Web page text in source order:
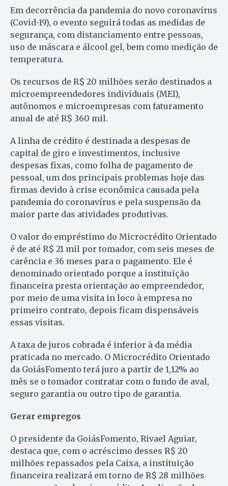
Em decorrência da pandemia do novo coronavírus
(Covid-19), o evento seguirá todas as medidas de
segurança, com distanciamento entre pessoas,
uso de máscara e álcool gel, bem como medição de
temperatura.
Os recursos de R$ 20 milhões serão destinados a
microempreendedores individuais (MEI),
autônomos e microempresas com faturamento
anual de até R$ 360 mil.
A linha de crédito é destinada a despesas de
capital de giro e investimentos, inclusive
despesas fixas, como folha de pagamento de
pessoal, um dos principais problemas hoje das
firmas devido à crise econômica causada pela
pandemia do coronavírus e pela suspensão da
maior parte das atividades produtivas.
O valor do empréstimo do Microcrédito Orientado
é de até R$ 21 mil por tomador, com seis meses de
carência e 36 meses para o pagamento. Ele é
denominado orientado porque a instituição
financeira presta orientação ao empreendedor,
por meio de uma visita in loco à empresa no
primeiro contrato, depois ficam dispensáveis
essas visitas.
A taxa de juros cobrada é inferior à da média
praticada no mercado. O Microcrédito Orientado
da GoiásFomento terá juro a partir de 1,12% ao
mês se o tomador contratar com o fundo de aval,
seguro garantia ou outro tipo de garantia.
Gerar empregos
O presidente da GoiásFomento, Rivael Aguiar,
destaca que, com o acréscimo desses R$ 20
milhões repassados pela Caixa, a instituição
financeira realizará em torno de R$ 28 milhões